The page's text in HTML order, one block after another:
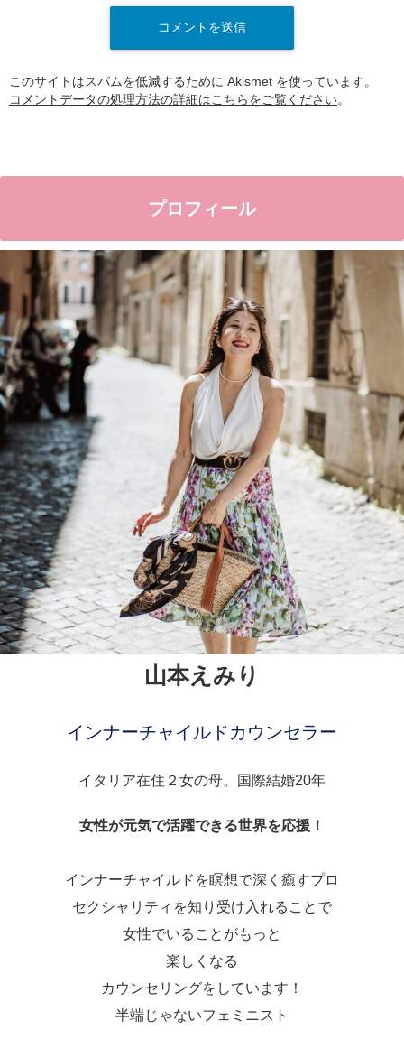
このサイトはスパムを低減するために Akismet を使っています。
コメントデータの処理方法の詳細はこちらをご覧ください。
プロフィール
山本えみり
インナーチャイルドカウンセラー
イタリア在住２女の母。国際結婚20年
女性が元気で活躍できる世界を応援！
インナーチャイルドを瞑想で深く癒すプロ
セクシャリティを知り受け入れることで
女性でいることがもっと
楽しくなる
カウンセリングをしています！
半端じゃないフェミニスト